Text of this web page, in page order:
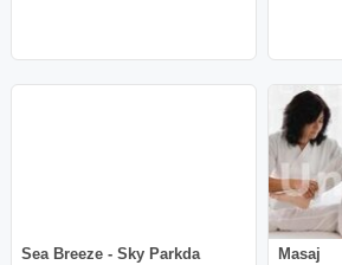
Sea Breeze - Sky Parkda
Masaj